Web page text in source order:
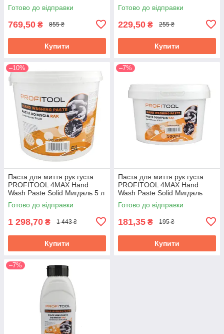
Готово до відправки
769,50 ₴ 855 ₴
Купити
Готово до відправки
229,50 ₴ 255 ₴
Купити
–10%
Паста для миття рук густа
PROFITOOL 4MAX Hand
Wash Paste Solid Мигдаль 5 л
(1305-01-0002E)
Готово до відправки
1 298,70 ₴ 1 443 ₴
Купити
–7%
Паста для миття рук густа
PROFITOOL 4MAX Hand
Wash Paste Solid Мигдаль
500 мл (1305-01-0001E)
Готово до відправки
181,35 ₴ 195 ₴
Купити
–7%